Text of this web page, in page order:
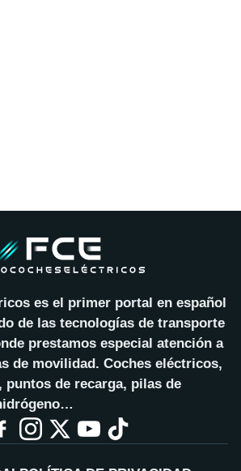
es el primer portal en español
de las tecnologías de transporte
prestamos especial atención a
de movilidad. Coches eléctricos,
puntos de recarga, pilas de